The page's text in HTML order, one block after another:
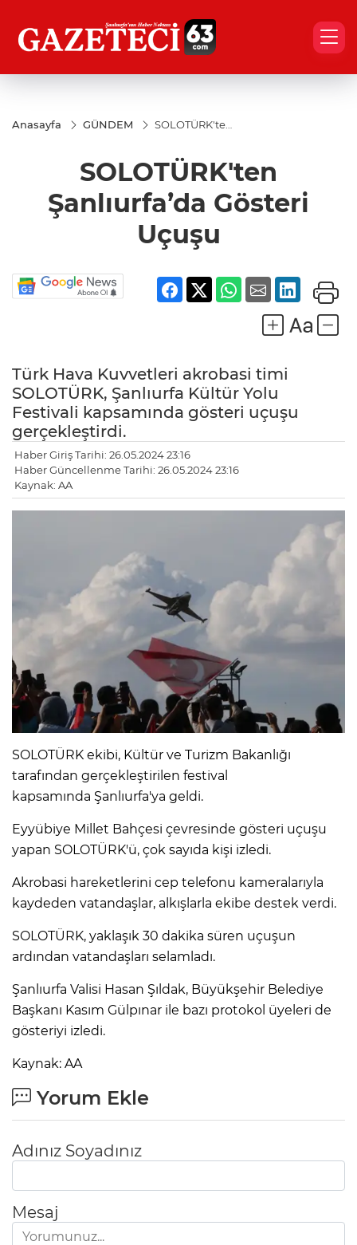
Anasayfa GÜNDEM
SOLOTÜRK'ten
SOLOTÜRK'ten
Şanlıurfa’da Gösteri
Uçuşu
Türk Hava Kuvvetleri akrobasi timi
SOLOTÜRK, Şanlıurfa Kültür Yolu
Festivali kapsamında gösteri uçuşu
gerçekleştirdi.
Haber Giriş Tarihi: 26.05.2024 23:16
Haber Güncellenme Tarihi: 26.05.2024 23:16
Kaynak: AA
SOLOTÜRK ekibi, Kültür ve Turizm Bakanlığı
tarafından gerçekleştirilen festival
kapsamında Şanlıurfa'ya geldi.
Eyyübiye Millet Bahçesi çevresinde gösteri uçuşu
yapan SOLOTÜRK'ü, çok sayıda kişi izledi.
Akrobasi hareketlerini cep telefonu kameralarıyla
kaydeden vatandaşlar, alkışlarla ekibe destek verdi.
SOLOTÜRK, yaklaşık 30 dakika süren uçuşun
ardından vatandaşları selamladı.
Şanlıurfa Valisi Hasan Şıldak, Büyükşehir Belediye
Başkanı Kasım Gülpınar ile bazı protokol üyeleri de
gösteriyi izledi.
Kaynak: AA
Yorum Ekle
Adınız Soyadınız
Mesaj